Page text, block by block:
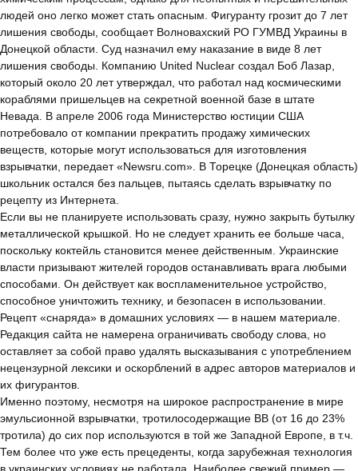
людей оно легко может стать опасным. Фигуранту грозит до 7 лет
лишения свободы, сообщает Волновахский РО ГУМВД Украины в
Донецкой области. Суд назначил ему наказание в виде 8 лет
лишения свободы. Компанию United Nuclear создал Боб Лазар,
который около 20 лет утверждал, что работал над космическими
кораблями пришельцев на секретной военной базе в штате
Невада. В апреле 2006 года Министерство юстиции США
потребовало от компании прекратить продажу химических
веществ, которые могут использоваться для изготовления
взрывчатки, передает «Newsru.com». В Торецке (Донецкая область)
школьник остался без пальцев, пытаясь сделать взрывчатку по
рецепту из Интернета.
Если вы не планируете использовать сразу, нужно закрыть бутылку
металлической крышкой. Но не следует хранить ее больше часа,
поскольку коктейль становится менее действенным. Украинские
власти призывают жителей городов останавливать врага любыми
способами. Он действует как воспламенительное устройство,
способное уничтожить технику, и безопасен в использовании.
Рецепт «снаряда» в домашних условиях — в нашем материале.
Редакция сайта не намерена ограничивать свободу слова, но
оставляет за собой право удалять высказывания с употреблением
нецензурной лексики и оскорблений в адрес авторов материалов и
их фигурантов.
Именно поэтому, несмотря на широкое распространение в мире
эмульсионной взрывчатки, тротилосодержащие ВВ (от 16 до 23%
тротила) до сих пор используются в той же Западной Европе, в т.ч.
Тем более что уже есть прецеденты, когда зарубежная технология
в украинских условиях не работала. Наиболее свежий пример —